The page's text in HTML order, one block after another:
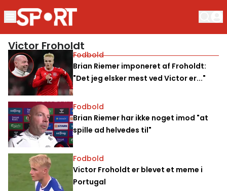
Victor Froholdt
Fodbold
Brian Riemer imponeret af Froholdt:
"Det jeg elsker mest ved Victor er..."
Fodbold
Brian Riemer har ikke noget imod "at
spille ad helvedes til"
Fodbold
Victor Froholdt er blevet et meme i
Portugal